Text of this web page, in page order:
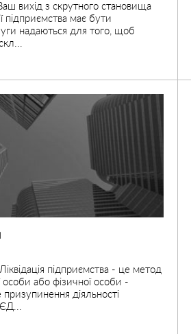
вихід з скрутного становища
підприємства має бути
надаються для того, щоб
підприємства - це метод
або фізичної особи -
діяльності
ЄД...